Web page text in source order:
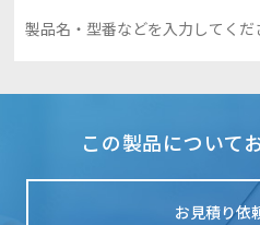
この製品について
お見積り依